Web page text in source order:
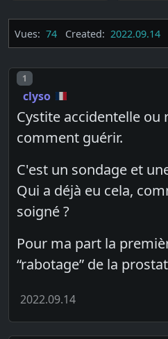
Vues: 74 Created: 2022.09.14
Post number
1
clyso
Cystite accidentelle ou
comment guérir.
C'est un sondage et
Qui a déjà eu cela,
soigné ?
Pour ma part la
“rabotage” de la
2022.09.14